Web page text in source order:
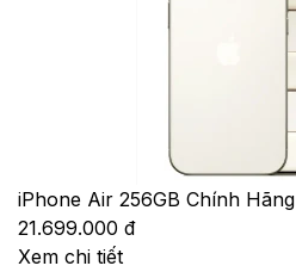
iPhone Air 256GB Chính Hãng
21.699.000 đ
Xem chi tiết